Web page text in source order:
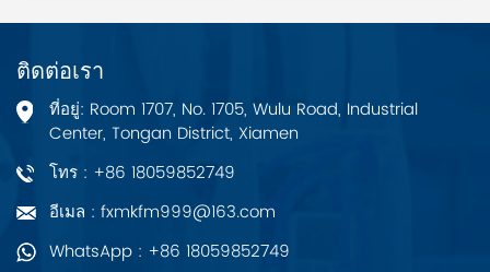
ติดต่อเรา
ที่อยู่: Room 1707, No. 1705, Wulu Road, Industrial
Center, Tongan District, Xiamen
โทร : +86 18059852749
อีเมล : fxmkfm999@163.com
WhatsApp : +86 18059852749